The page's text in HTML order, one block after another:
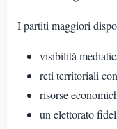
I partiti maggiori
visibilità
reti territoriali
risorse
un elettorato